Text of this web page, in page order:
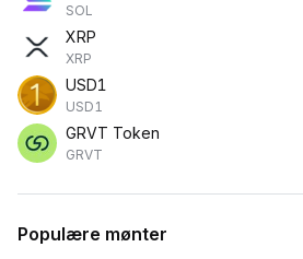
SOL
XRP
XRP
USD1
USD1
GRVT Token
GRVT
Populære mønter